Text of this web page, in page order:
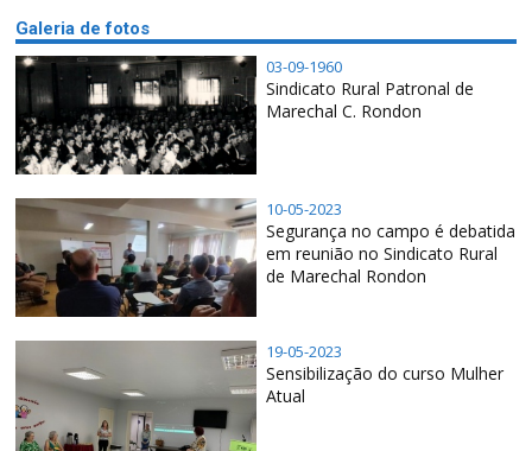
Galeria de fotos
03-09-1960
Sindicato Rural Patronal de
Marechal C. Rondon
10-05-2023
Segurança no campo é debatida
em reunião no Sindicato Rural
de Marechal Rondon
19-05-2023
Sensibilização do curso Mulher
Atual